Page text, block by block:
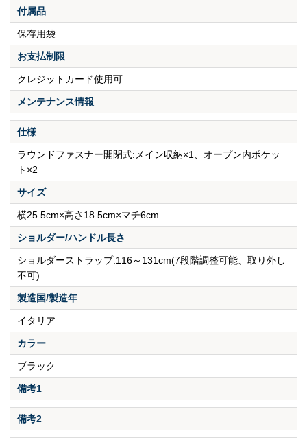
付属品
保存用袋
お支払制限
クレジットカード使用可
メンテナンス情報
仕様
ラウンドファスナー開閉式:メイン収納×1、オープン内ポケッ
ト×2
サイズ
横25.5cm×高さ18.5cm×マチ6cm
ショルダー/ハンドル長さ
ショルダーストラップ:116～131cm(7段階調整可能、取り外し
不可)
製造国/製造年
イタリア
カラー
ブラック
備考1
備考2